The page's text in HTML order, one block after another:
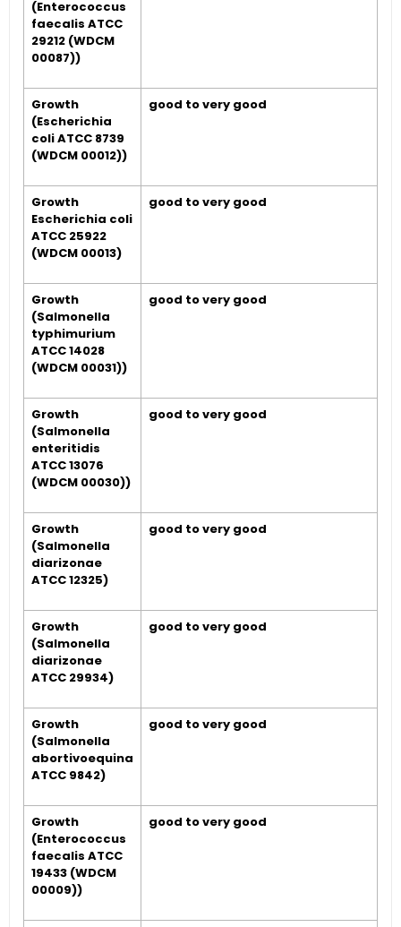
(Enterococcus
faecalis ATCC
29212 (WDCM
00087))
Growth
(Escherichia
coli ATCC 8739
(WDCM 00012))
good to very good
Growth
Escherichia coli
ATCC 25922
(WDCM 00013)
good to very good
Growth
(Salmonella
typhimurium
ATCC 14028
(WDCM 00031))
good to very good
Growth
(Salmonella
enteritidis
ATCC 13076
(WDCM 00030))
good to very good
Growth
(Salmonella
diarizonae
ATCC 12325)
good to very good
Growth
(Salmonella
diarizonae
ATCC 29934)
good to very good
Growth
(Salmonella
abortivoequina
ATCC 9842)
good to very good
Growth
(Enterococcus
faecalis ATCC
19433 (WDCM
00009))
good to very good